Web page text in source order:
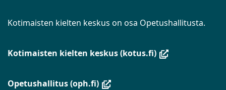
Kotimaisten kielten keskus on osa Opetushallitusta.
Kotimaisten kielten keskus (kotus.fi)(avautuu
Opetushallitus (oph.fi)(avautuu